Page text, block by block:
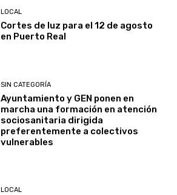
LOCAL
Cortes de luz para el 12 de agosto
en Puerto Real
SIN CATEGORÍA
Ayuntamiento y GEN ponen en
marcha una formación en atención
sociosanitaria dirigida
preferentemente a colectivos
vulnerables
LOCAL